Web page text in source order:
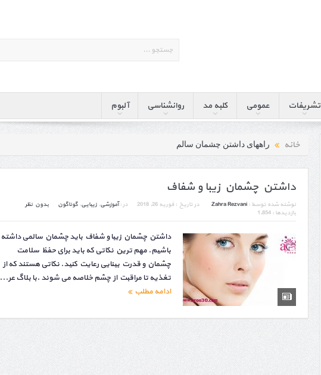
تشریفات عمومی کلبه مد روانشناسی آلبوم
خانه راههای داشتن چشمان سالم
داشتن چشمان زیبا و شفاف
نوشته شده توسط : Zahra Rezvani در تاریخ : فوریه 26, 2018 در :آموزشی, زیبایی, گوناگون
بدون نظر
بازدیدها : 1,854
داشتن چشمان زیبا و شفاف باید چشمان سالمی داشته
باشیم. مهم ترین نکاتی که باید برای حفظ سلامت
چشمان و قدرت بینایی رعایت کنید. نکاتی هستند که از
تغذیه تا مراقبت از چشم خلاصه می شوند .با بلاگ عر...
ادامه مطلب